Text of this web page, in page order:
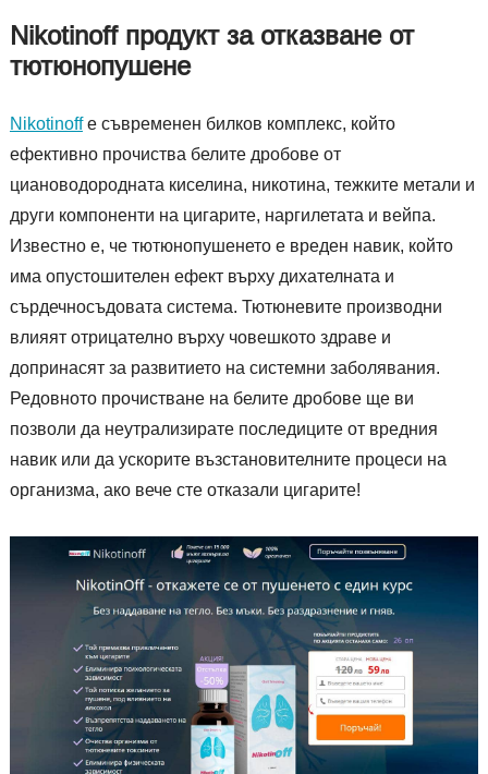
Nikotinoff продукт за отказване от
тютюнопушене
Nikotinoffе съвременен билков комплекс, който
ефективно прочиства белите дробове от
циановодородната киселина, никотина, тежките метали и
други компоненти на цигарите, наргилетата и вейпа.
Известно е, че тютюнопушенето е вреден навик, който
има опустошителен ефект върху дихателната и
сърдечносъдовата система. Тютюневите производни
влияят отрицателно върху човешкото здраве и
допринасят за развитието на системни заболявания.
Редовното прочистване на белите дробове ще ви
позволи да неутрализирате последиците от вредния
навик или да ускорите възстановителните процеси на
организма, ако вече сте отказали цигарите!